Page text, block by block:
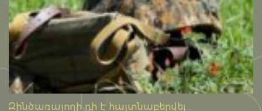
Զինծառայողի դի է հայտնաբերվել...